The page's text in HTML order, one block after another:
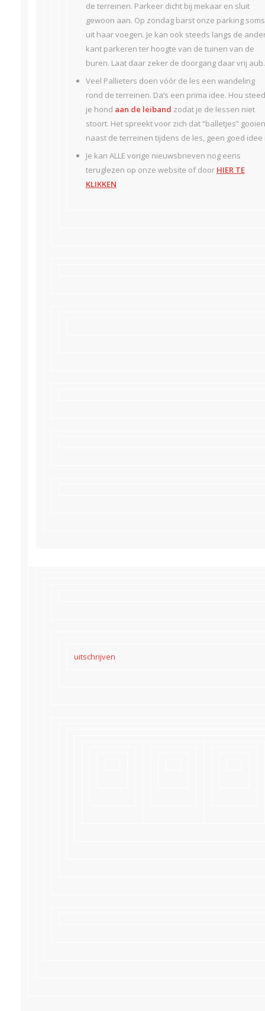
de terreinen. Parkeer dicht bij mekaar en sluit
gewoon aan. Op zondag barst onze parking soms
uit haar voegen. Je kan ook steeds langs de
kant parkeren ter hoogte van de tuinen van de
buren. Laat daar zeker de doorgang daar vrij aub.
Veel Pallieters doen vóór de les een wandeling
rond de terreinen. Da’s een prima idee. Hou
je hond aan de leiband zodat je de lessen niet
stoort. Het spreekt voor zich dat “balletjes” gooien
naast de terreinen tijdens de les, geen goed idee
Je kan ALLE vorige nieuwsbrieven nog eens
teruglezen op onze website of door HIER TE
KLIKKEN
uitschrijven